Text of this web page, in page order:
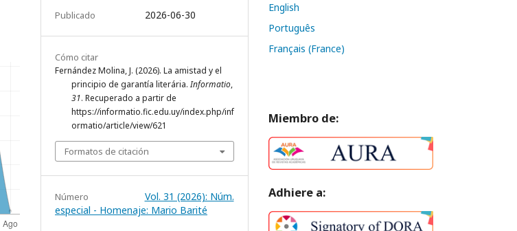
Publicado 2026-06-30
Cómo citar
Fernández Molina, J. (2026). La amistad y el
principio de garantía literária.Informatio,
31. Recuperado a partir de
https://informatio.fic.edu.uy/index.php/inf
ormatio/article/view/621
Formatos de citación
Número
Vol. 31 (2026): Núm.
especial - Homenaje: Mario Barité
English
Português
Français (France)
Miembro de:
Adhiere a: